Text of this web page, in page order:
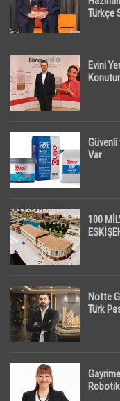
Türkçe
Evini
Güvenli
Var
100
Notte
Türk